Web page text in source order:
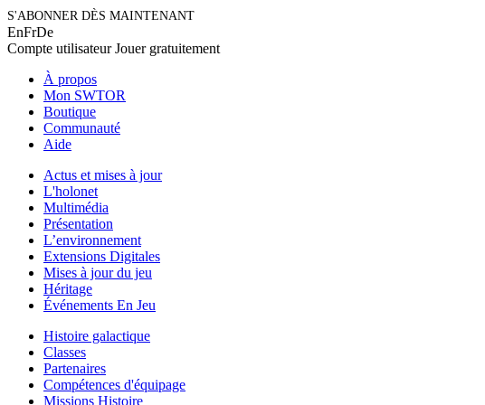
S'ABONNER DÈS MAINTENANT
EnFrDe
Compte utilisateurJouer gratuitement
À propos
Mon SWTOR
Boutique
Communauté
Aide
Actus et mises à jour
L'holonet
Multimédia
Présentation
L’environnement
Extensions Digitales
Mises à jour du jeu
Héritage
Événements En Jeu
Histoire galactique
Classes
Partenaires
Compétences d'équipage
Missions Histoire